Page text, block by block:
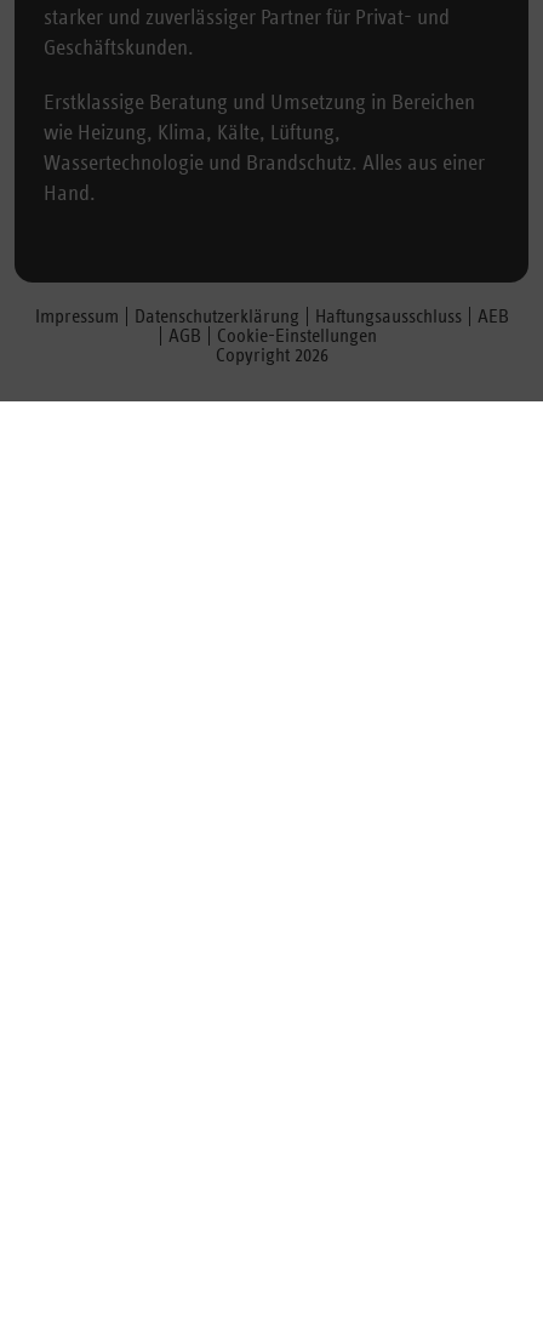
starker und zuverlässiger Partner für Privat- und
Geschäftskunden.
Erstklassige Beratung und Umsetzung in Bereichen
wie Heizung, Klima, Kälte, Lüftung,
Wassertechnologie und Brandschutz. Alles aus einer
Hand.
Impressum Datenschutzerklärung Haftungsausschluss
AEB
AGB
Cookie-Einstellungen
Copyright 2026